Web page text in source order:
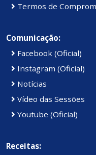
Termos de
Comunicação:
Facebook (Oficial)
Instagram (Oficial)
Notícias
Vídeo das Sessões
Youtube (Oficial)
Receitas: